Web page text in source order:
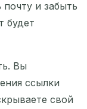
почты
почту и забыть
будет
Вы
ссылки
свой